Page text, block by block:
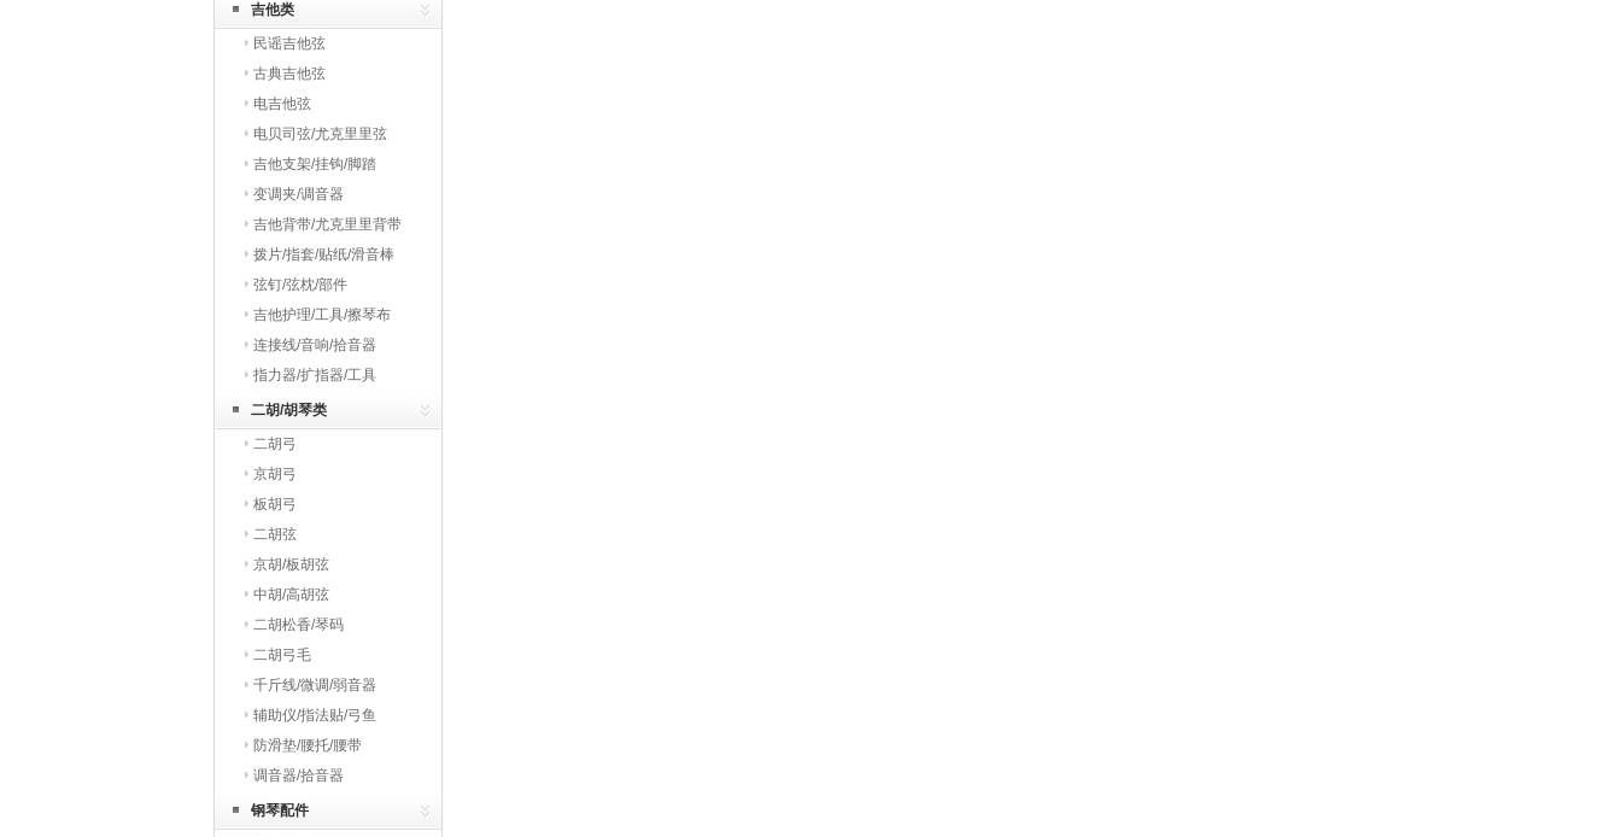
吉他类
民谣吉他弦
古典吉他弦
电吉他弦
电贝司弦/尤克里里弦
吉他支架/挂钩/脚踏
变调夹/调音器
吉他背带/尤克里里背带
拨片/指套/贴纸/滑音棒
弦钉/弦枕/部件
吉他护理/工具/擦琴布
连接线/音响/拾音器
指力器/扩指器/工具
二胡/胡琴类
二胡弓
京胡弓
板胡弓
二胡弦
京胡/板胡弦
中胡/高胡弦
二胡松香/琴码
二胡弓毛
千斤线/微调/弱音器
辅助仪/指法贴/弓鱼
防滑垫/腰托/腰带
调音器/拾音器
钢琴配件